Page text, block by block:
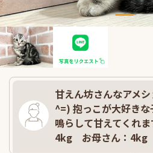
甘えん坊さんなアメ
^=) 抱っこが大好き
鳴らして甘えてくれ
4kg お母さん：4kg